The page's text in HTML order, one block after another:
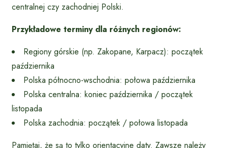
centralnej czy zachodniej Polski.
Przykładowe terminy dla różnych regionów:
Regiony górskie (np. Zakopane, Karpacz): początek
października
Polska północno-wschodnia: połowa października
Polska centralna: koniec października / początek
listopada
Polska zachodnia: początek / połowa listopada
Pamiętaj, że są to tylko orientacyjne daty. Zawsze należy